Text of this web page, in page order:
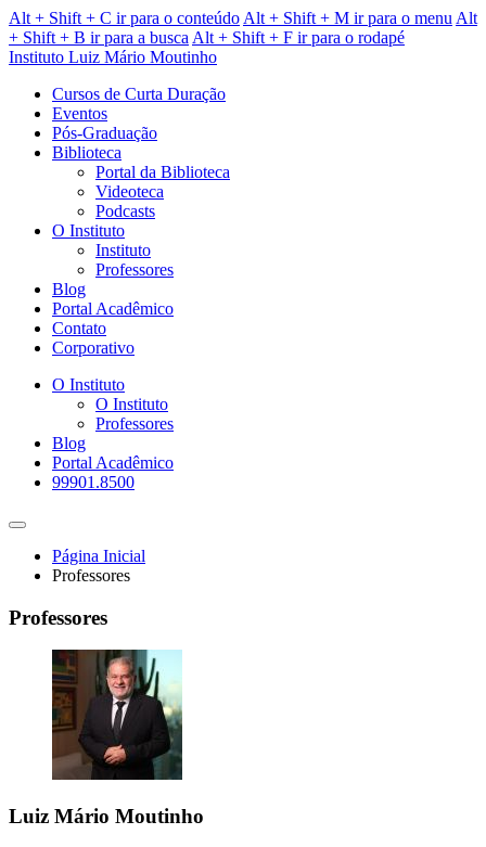
Alt + Shift + C ir para o conteúdo Alt + Shift + M ir para o menu Alt
+ Shift + B ir para a busca Alt + Shift + F ir para o rodapé
Instituto Luiz Mário Moutinho
Cursos de Curta Duração
Eventos
Pós-Graduação
Biblioteca
Portal da Biblioteca
Videoteca
Podcasts
O Instituto
Instituto
Professores
Blog
Portal Acadêmico
Contato
Corporativo
O Instituto
O Instituto
Professores
Blog
Portal Acadêmico
99901.8500
Página Inicial
Professores
Professores
Luiz Mário Moutinho